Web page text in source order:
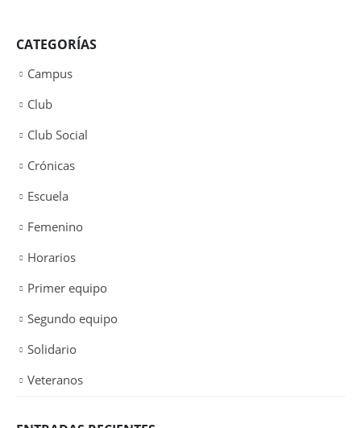
CATEGORÍAS
Campus
Club
Club Social
Crónicas
Escuela
Femenino
Horarios
Primer equipo
Segundo equipo
Solidario
Veteranos